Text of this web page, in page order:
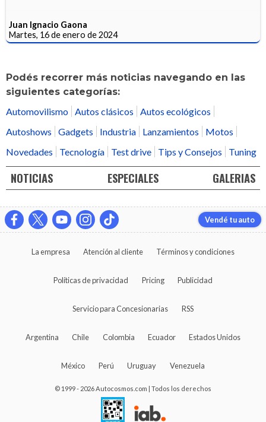
Juan Ignacio Gaona
Martes, 16 de enero de 2024
Podés recorrer más noticias navegando en las
siguientes categorías:
Automovilismo Autos clásicos
Autos ecológicos
Autoshows
Gadgets Industria Lanzamientos
Motos
Novedades
Tecnología Test drive Tips y Consejos Tuning
NOTICIAS ESPECIALES GALERIAS
Vendé tu auto
La empresa Atención al cliente Términos y condiciones
Políticas de privacidad Pricing Publicidad
Servicio para Concesionarias RSS
Argentina Chile Colombia Ecuador Estados Unidos
México Perú Uruguay Venezuela
© 1999 - 2026 Autocosmos.com | Todos los derechos